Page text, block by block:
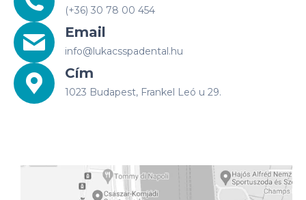
(+36) 30 78 00 454
Email
info@lukacsspadental.hu
Cím
1023 Budapest, Frankel Leó u 29.